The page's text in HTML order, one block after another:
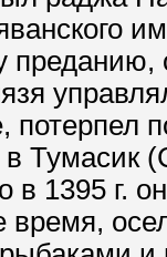
Тумасик
в 1395 г.
время,